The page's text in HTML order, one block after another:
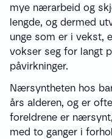
mye nærarbeid og
lengde, og dermed
unge som er i vekst,
vokser seg for langt
påvirkninger.
Nærsyntheten hos
års alderen, og er
foreldrene er
med to ganger i